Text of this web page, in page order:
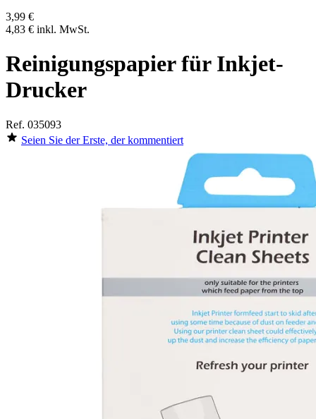
3,99 €
4,83 € inkl. MwSt.
Reinigungspapier für Inkjet-
Drucker
Ref. 035093
Seien Sie der Erste, der kommentiert